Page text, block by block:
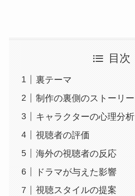
目次
裏テーマ
制作の裏側のストーリー
キャラクターの心理分析
視聴者の評価
海外の視聴者の反応
ドラマが与えた影響
視聴スタイルの提案